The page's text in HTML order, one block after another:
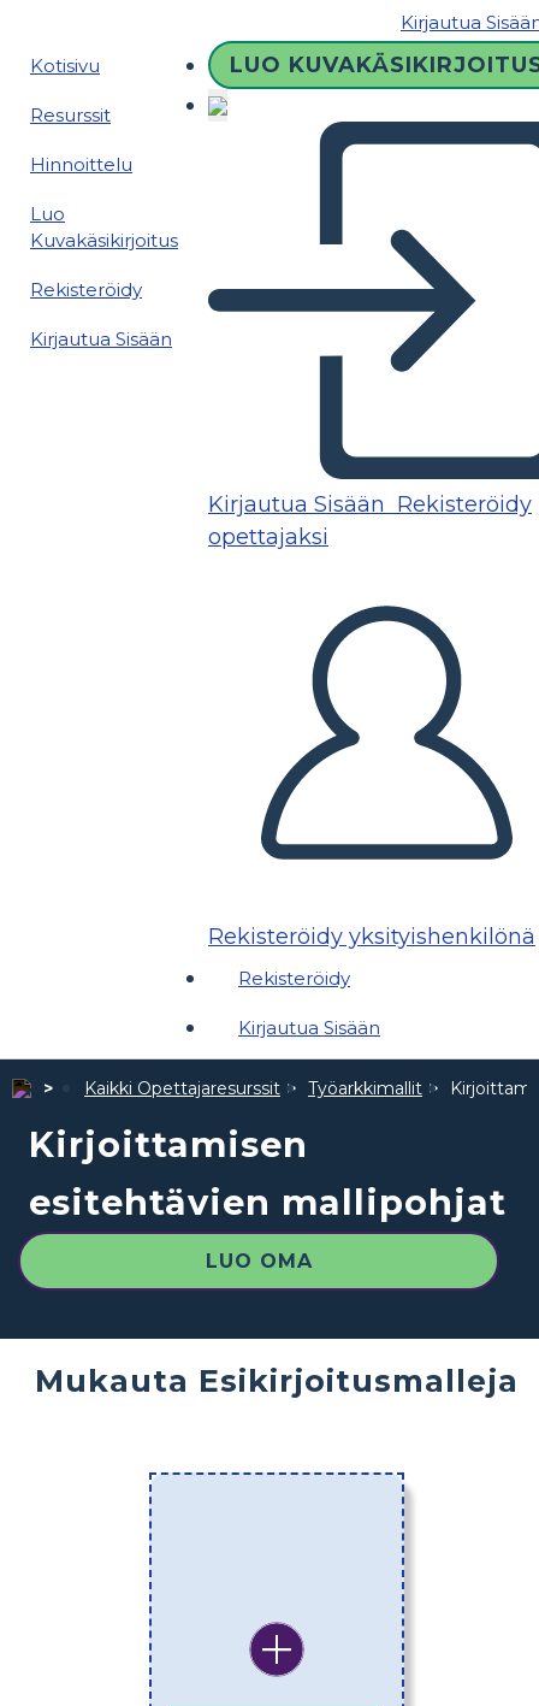
Kirjautua
Kotisivu
Resurssit
Hinnoittelu
Luo
Kuvakäsikirjoitus
Rekisteröidy
Kirjautua Sisään
LUO
Kirjautua Sisään Rekisteröidy
opettajaksi
Rekisteröidy yksityishenkilönä
Rekisteröidy
Kirjautua Sisään
Kaikki Opettajaresurssit Työarkkimallit
Kirjoittamisen
esitehtävien mallipohjat
LUO OMA
Mukauta Esikirjoitusmalleja